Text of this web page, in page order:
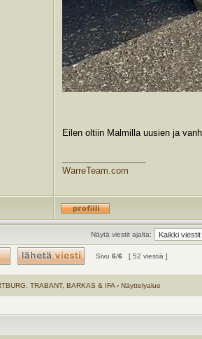
Eilen oltiin Malmilla uusien ja
WarreTeam.com
Näytä viestit ajalta:
Sivu 6/6 [ 52 viestiä ]
TRABANT, BARKAS & IFA ‹ Näyttelyalue